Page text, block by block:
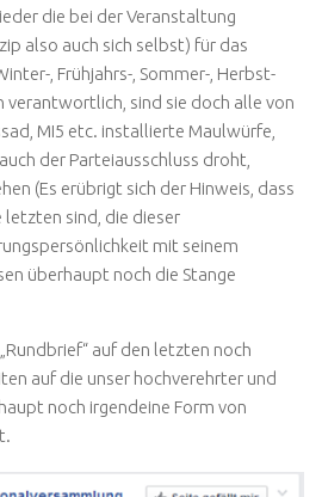
die bei der Veranstaltung
also auch sich selbst) für das
, Frühjahrs-, Sommer-, Herbst-
verantwortlich, sind sie doch alle von
MI5 etc. installierte Maulwürfe,
der Parteiausschluss droht,
(Es erübrigt sich der Hinweis, dass
letzten sind, die dieser
mit seinem
überhaupt noch die Stange
auf den letzten noch
auf die unser hochverehrter und
noch irgendeine Form von